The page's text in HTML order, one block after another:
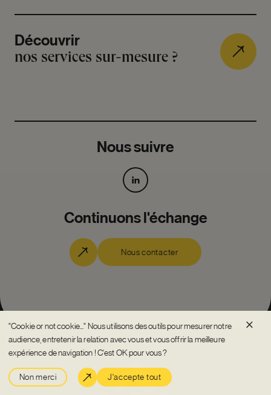
Découvrir
nos services sur-mesure ?
Nous suivre
Continuons l'échange
Nous contacter
×
"Cookie or not cookie..." Nous utilisons des outils pour mesurer notre
audience, entretenir la relation avec vous et vous offrir la meilleure
expérience de navigation ! C'est OK pour vous ?
J'accepte tout
Non merci